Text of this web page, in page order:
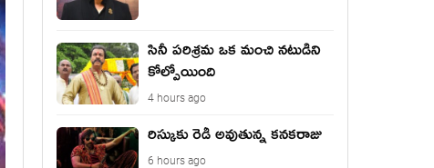
సినీ పరిశ్రమ ఒక మంచి నటుడిని
కోల్పోయింది
4 hours ago
రిస్కుకు రెడీ అవుతున్న కనకరాజు
6 hours ago